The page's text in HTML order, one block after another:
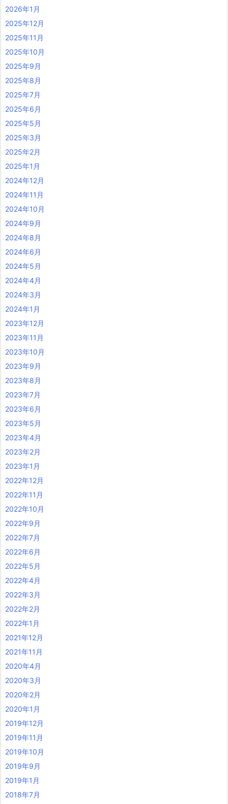
2026年1月
2025年12月
2025年11月
2025年10月
2025年9月
2025年8月
2025年7月
2025年6月
2025年5月
2025年3月
2025年2月
2025年1月
2024年12月
2024年11月
2024年10月
2024年9月
2024年8月
2024年6月
2024年5月
2024年4月
2024年3月
2024年1月
2023年12月
2023年11月
2023年10月
2023年9月
2023年8月
2023年7月
2023年6月
2023年5月
2023年4月
2023年2月
2023年1月
2022年12月
2022年11月
2022年10月
2022年9月
2022年7月
2022年6月
2022年5月
2022年4月
2022年3月
2022年2月
2022年1月
2021年12月
2021年11月
2020年4月
2020年3月
2020年2月
2020年1月
2019年12月
2019年11月
2019年10月
2019年9月
2019年1月
2018年7月